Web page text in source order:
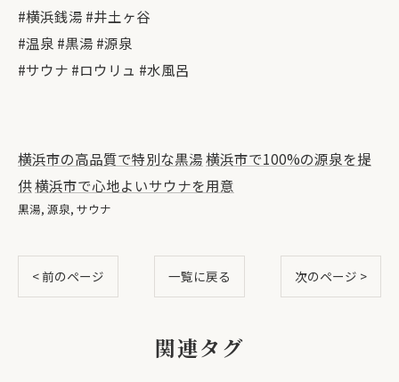
#横浜銭湯 #井土ヶ谷
#温泉 #黒湯 #源泉
#サウナ #ロウリュ #水風呂
横浜市の高品質で特別な黒湯横浜市で100%の源泉を提
供横浜市で心地よいサウナを用意
黒湯 源泉 サウナ
< 前のページ 一覧に戻る 次のページ >
関連タグ